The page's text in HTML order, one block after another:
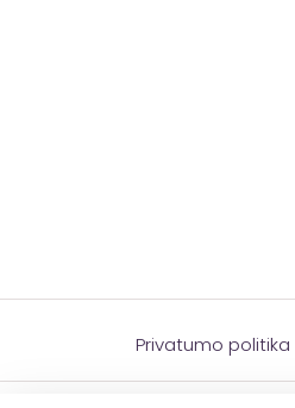
Privatumo politika